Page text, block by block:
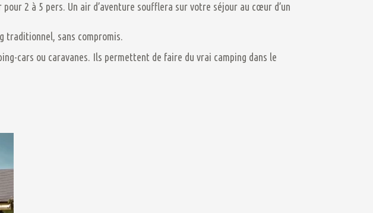
2 à 5 pers. Un air d’aventure soufflera sur votre séjour au cœur d’un
traditionnel, sans compromis.
cars ou caravanes. Ils permettent de faire du vrai camping dans le